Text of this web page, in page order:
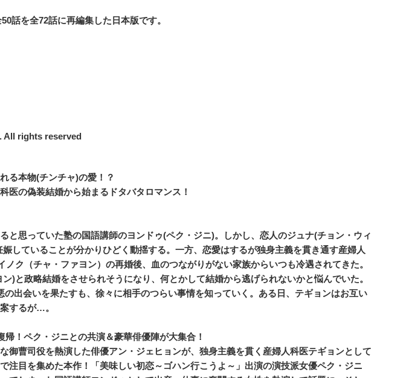
話を全72話に再編集した日本版です。
All rights reserved
る本物(チンチャ)の愛！？
医の偽装結婚から始まるドタバタロマンス！
と思っていた塾の国語講師のヨンドゥ(ペク・ジニ)。しかし、恋人のジュナ(チョン・ウィ
していることが分かりひどく動揺する。一方、恋愛はするが独身主義を貫き通す産婦人
ク（チャ・ファヨン）の再婚後、血のつながりがない家族からいつも冷遇されてきた。
)と政略結婚をさせられそうになり、何とかして結婚から逃げられないかと悩んでいた。
出会いを果たすも、徐々に相手のつらい事情を知っていく。ある日、テギョンはお互い
するが…。
！ペク・ジニとの共演＆豪華俳優陣が大集合！
御曹司役を熱演した俳優アン・ジェヒョンが、独身主義を貫く産婦人科医テギョンとして
注目を集めた本作！「美味しい初恋～ゴハン行こうよ～」出演の演技派女優ペク・ジニ